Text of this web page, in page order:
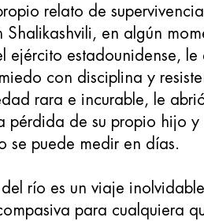
relato de
Shalikashvili, en algún
ejército estadounidense,
con disciplina y
rara e incurable, le
pérdida de su propio hijo
se puede medir en días.
río es un viaje
para cualquiera